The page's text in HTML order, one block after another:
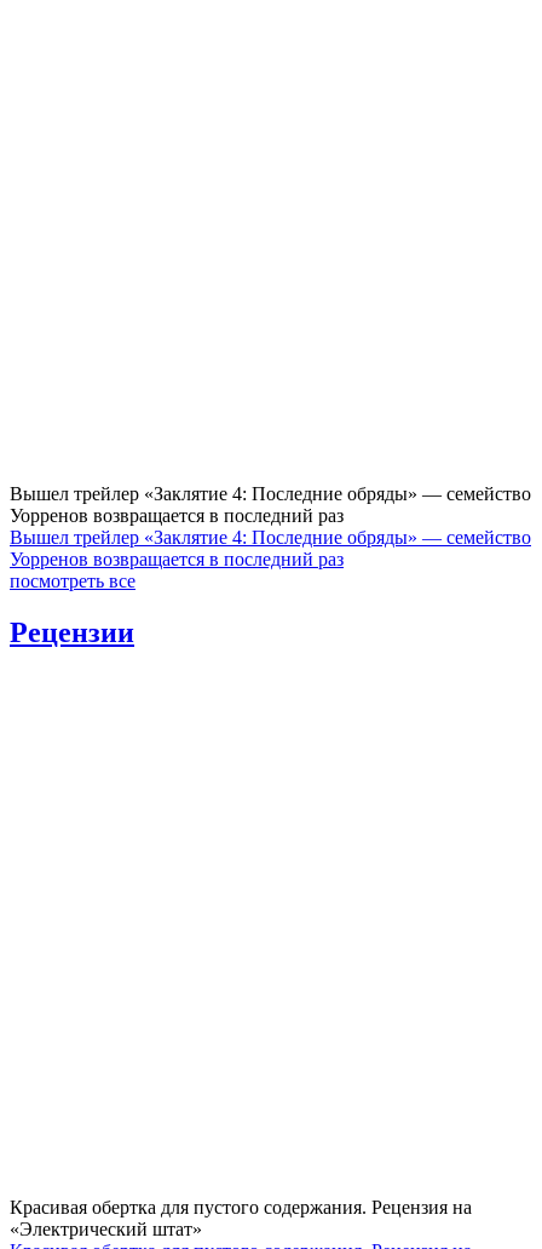
Вышел трейлер «Заклятие 4: Последние обряды» — семейство
Уорренов возвращается в последний раз
Вышел трейлер «Заклятие 4: Последние обряды» — семейство
Уорренов возвращается в последний раз
посмотреть все
Рецензии
Красивая обертка для пустого содержания. Рецензия на
«Электрический штат»